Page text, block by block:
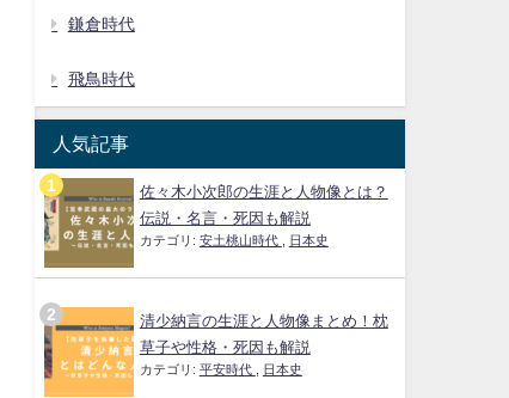
鎌倉時代
飛鳥時代
人気記事
佐々木小次郎の生涯と人物像とは？
伝説・名言・死因も解説
カテゴリ: 安土桃山時代 日本史
清少納言の生涯と人物像まとめ！枕
草子や性格・死因も解説
カテゴリ: 平安時代 日本史